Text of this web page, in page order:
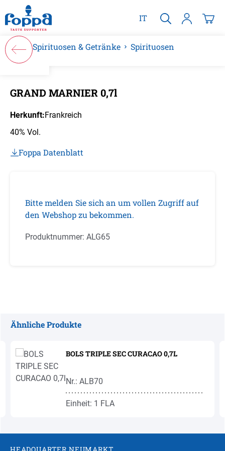
springen
IT
Spirituosen & Getränke Spirituosen
GRAND MARNIER 0,7l
Herkunft:Frankreich
40% Vol.
Foppa Datenblatt
Bitte melden Sie sich an um vollen Zugriff auf
den Webshop zu bekommen.
Produktnummer: ALG65
Ähnliche Produkte
BOLS TRIPLE SEC CURACAO 0,7L
Nr.: ALB70
Einheit: 1 FLA